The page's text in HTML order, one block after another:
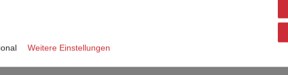
mit Siemens- oder Unify-Branding. Das Telefonmodell selbst
Weitere Einstellungen